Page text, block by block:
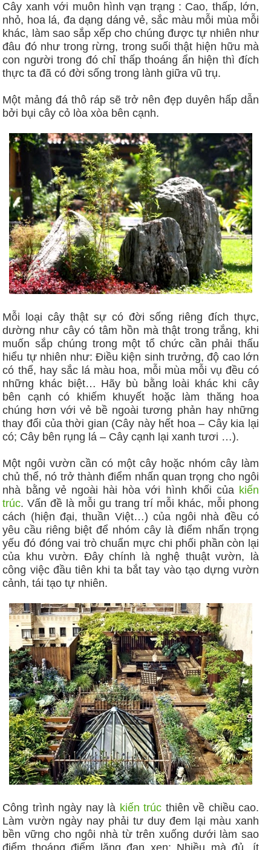
Cây xanh với muôn hình vạn trạng : Cao, thấp, lớn,
nhỏ, hoa lá, đa dạng dáng vẻ, sắc màu mỗi mùa mỗi
khác, làm sao sắp xếp cho chúng được tự nhiên như
đâu đó như trong rừng, trong suối thật hiện hữu mà
con người trong đó chỉ thấp thoáng ẩn hiện thì đích
thực ta đã có đời sống trong lành giữa vũ trụ.
Một mảng đá thô ráp sẽ trở nên đẹp duyên hấp dẫn
bởi bụi cây cỏ lòa xòa bên cạnh.
Mỗi loại cây thật sự có đời sống riêng đích thực,
dường như cây có tâm hồn mà thật trong trắng, khi
muốn sắp chúng trong một tổ chức cần phải thấu
hiểu tự nhiên như: Điều kiện sinh trưởng, độ cao lớn
có thể, hay sắc lá màu hoa, mỗi mùa mỗi vụ đều có
những khác biệt… Hãy bù bằng loài khác khi cây
bên cạnh có khiếm khuyết hoặc làm thăng hoa
chúng hơn với vẻ bề ngoài tương phản hay những
thay đổi của thời gian (Cây này hết hoa – Cây kia lại
có; Cây bên rụng lá – Cây cạnh lại xanh tươi …).
Một ngôi vườn cần có một cây hoặc nhóm cây làm
chủ thể, nó trở thành điểm nhấn quan trọng cho ngôi
nhà bằng vẻ ngoài hài hòa với hình khối của kiến
trúc. Vấn đề là mỗi gu trang trí mỗi khác, mỗi phong
cách (hiện đại, thuần Việt…) của ngôi nhà đều có
yêu cầu riêng biệt để nhóm cây là điểm nhấn trọng
yếu đó đóng vai trò chuẩn mực chi phối phần còn lại
của khu vườn. Đây chính là nghệ thuật vườn, là
công việc đầu tiên khi ta bắt tay vào tạo dựng vườn
cảnh, tái tạo tự nhiên.
Công trình ngày nay là kiến trúc thiên về chiều cao.
Làm vườn ngày nay phải tư duy đem lại màu xanh
bền vững cho ngôi nhà từ trên xuống dưới làm sao